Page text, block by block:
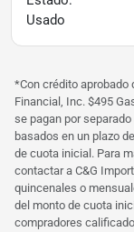
Usado
*Con crédito aprobado
Financial, Inc. $495
se pagan por
basados ​​en un plazo
de cuota inicial. Para
contactar a C&G
quincenales o
del monto de cuota
compradores